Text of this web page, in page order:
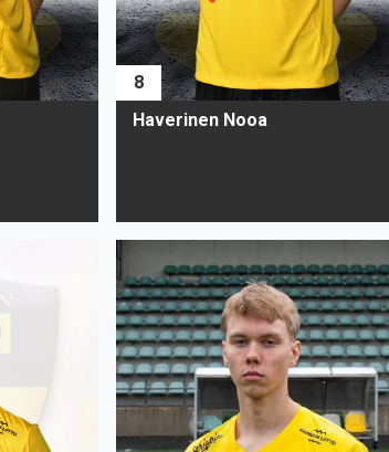
8
Haverinen Nooa